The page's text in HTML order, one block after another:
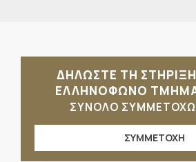
ΔΗΛΩΣΤΕ ΤΗ
ΕΛΛΗΝΟΦΩΝΟ ΤΜΗΜΑ
ΣΥΝΟΛΟ
ΣΥΜΜΕΤΟΧΗ